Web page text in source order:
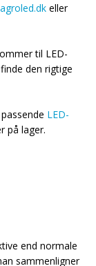
eller
til LED-
den rigtige
LED-
på lager.
end normale
sammenligner